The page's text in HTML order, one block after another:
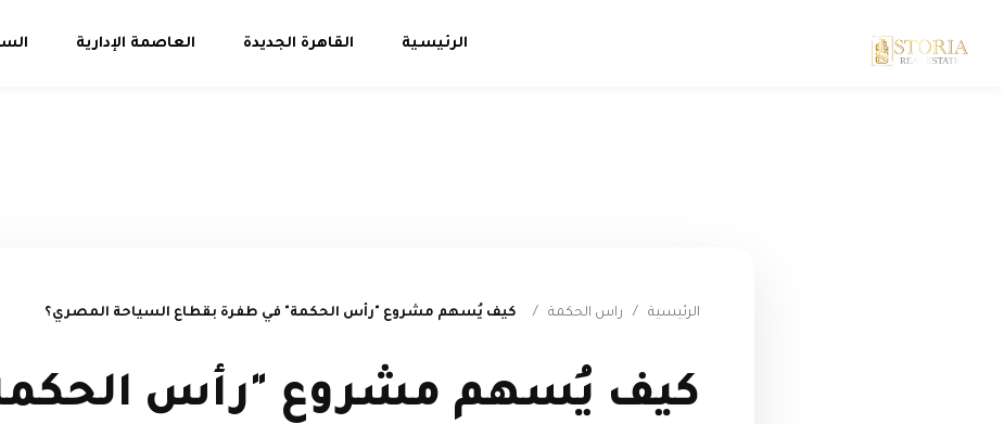
الرئيسية القاهرة الجديدة العاصمة الإدارية
الرئيسية / راس الحكمة / كيف يُسهم مشروع "رأس الحكمة" في طفرة بقطاع السياحة المصري؟
كيف يُسهم مشروع "رأس